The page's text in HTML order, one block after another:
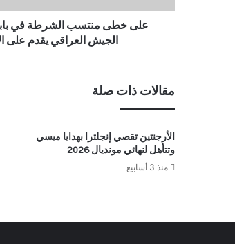
على خطى منتسب الشرطة في
الجيش العراقي يقدم على
مقالات ذات صلة
الأرجنتين تقصي إنجلترا بهدايا ميسي
وتتأهل لنهائي مونديال 2026
منذ 3 أسابيع